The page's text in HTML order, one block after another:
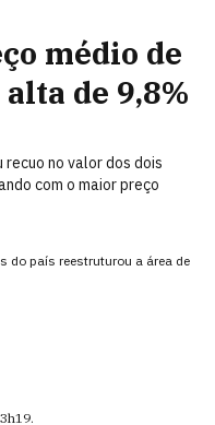
médio de
de 9,8%
no valor dos dois
com o maior preço
do país reestruturou a área de
.